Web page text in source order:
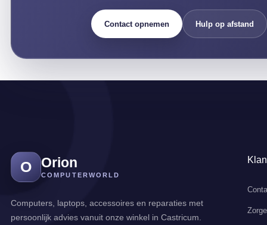
Contact opnemen Hulp op afstand
O Orion
COMPUTERWORLD
Computers, laptops, accessoires en reparaties met
persoonlijk advies vanuit onze winkel in Castricum.